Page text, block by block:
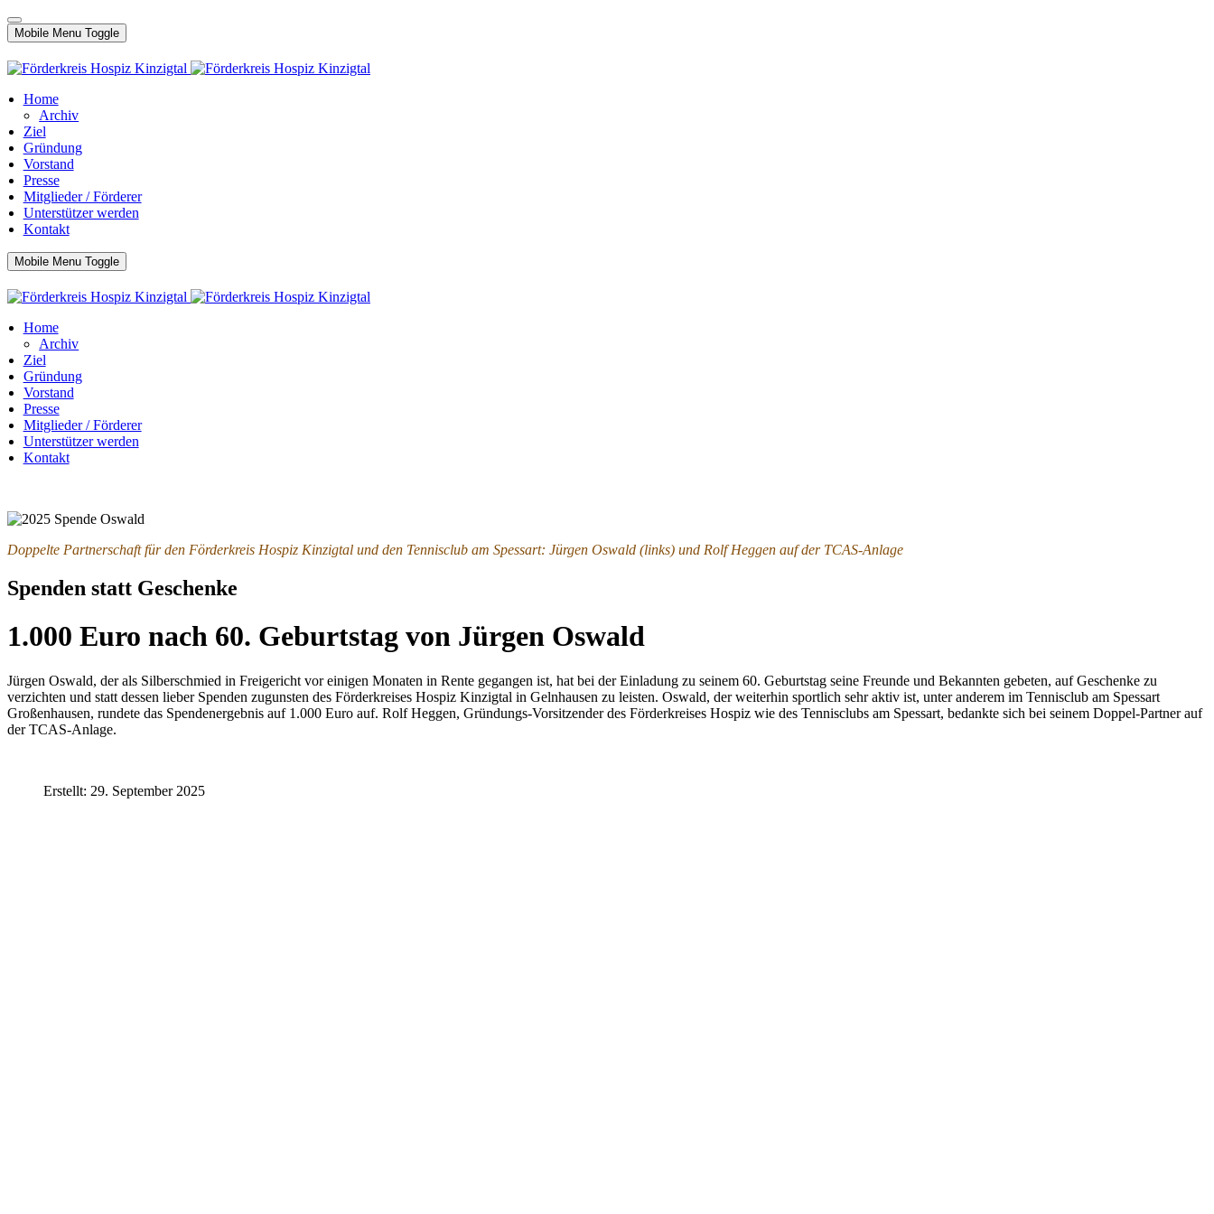
Mobile Menu Toggle
Home
Archiv
Ziel
Gründung
Vorstand
Presse
Mitglieder / Förderer
Unterstützer werden
Kontakt
Mobile Menu Toggle
Home
Archiv
Ziel
Gründung
Vorstand
Presse
Mitglieder / Förderer
Unterstützer werden
Kontakt
Doppelte Partnerschaft für den Förderkreis Hospiz Kinzigtal und den Tennisclub am Spessart: Jürgen Oswald (links) und Rolf Heggen auf der TCAS-Anlage
Spenden statt Geschenke
1.000 Euro nach 60. Geburtstag von Jürgen Oswald
Jürgen Oswald, der als Silberschmied in Freigericht vor einigen Monaten in Rente gegangen ist, hat bei der Einladung zu seinem 60. Geburtstag seine Freunde und Bekannten gebeten, auf Geschenke zu
verzichten und statt dessen lieber Spenden zugunsten des Förderkreises Hospiz Kinzigtal in Gelnhausen zu leisten. Oswald, der weiterhin sportlich sehr aktiv ist, unter anderem im Tennisclub am Spessart
Großenhausen, rundete das Spendenergebnis auf 1.000 Euro auf. Rolf Heggen, Gründungs-Vorsitzender des Förderkreises Hospiz wie des Tennisclubs am Spessart, bedankte sich bei seinem Doppel-Partner auf
der TCAS-Anlage.
Erstellt: 29. September 2025